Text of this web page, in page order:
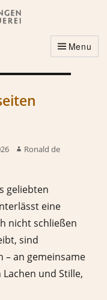
Menu
Ronald de
geliebten
eine
nicht schließen
sind
– an gemeinsame
und Stille,